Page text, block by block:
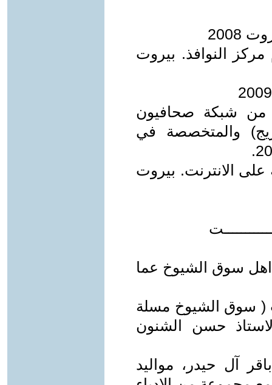
مركز النوافذ. بيروت
من شبكة صحافيون
والمتخصصة في
على الانترنت. بيروت
اهل سوق الشيوخ عما
( سوق الشيوخ مسلة
حسن الشنون
آل حيدر، مواليد